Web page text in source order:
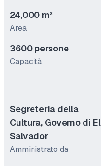
24,000 m²
Area
3600 persone
Capacità
Segreteria della
Cultura, Governo di El
Salvador
Amministrato da